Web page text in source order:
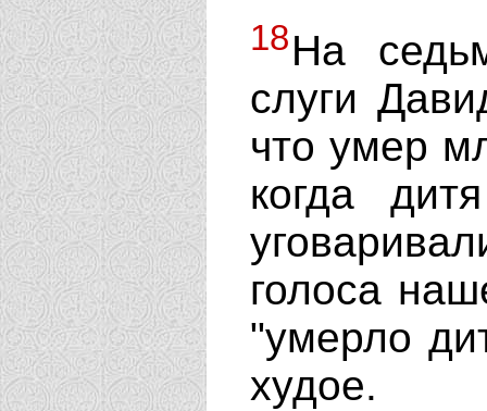
18На
слуги
что умер
когда
голоса
"умерло
худое.